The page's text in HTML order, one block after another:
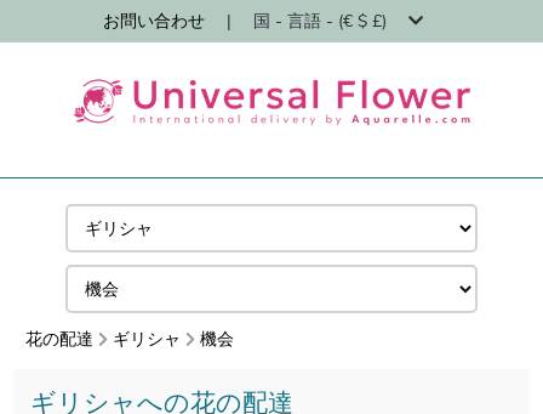
お問い合わせ | 国 - 言語 - (€ $ £)
花の配達 ギリシャ 機会
ギリシャへの花の配達